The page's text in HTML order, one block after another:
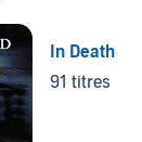
In Death
91 titres